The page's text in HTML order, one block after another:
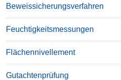
Beweissicherungsverfahren
Feuchtigkeitsmessungen
Flächennivellement
Gutachtenprüfung